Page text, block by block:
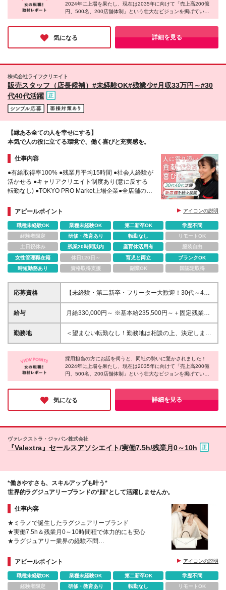
他の待遇に差異はありません。 年齢・社歴に関係な
く、頑張りを正当に評価してスピーディに昇給・昇格
福岡県北九州市小倉北区三萩野1-1-12 ・電材センタ
ーエコ南店 福岡県北九州市小倉南区湯川1丁目2-13 ・
博多店 福岡県福岡市博多区東光2-3-23 ・福岡インタ
ー店 福岡県糟屋郡粕屋町内橋西4丁目2-17 ・久留米上
縄県豊見城市座安152-1 ・安佐北店 広島県広島市安佐
北区可部7-1-29 ・熊本けやき通り店 熊本市南区馬渡2
17 ・宮崎新名爪店 宮崎県宮崎市新名爪1438-2 (変更
2024年に上場を果たし、現在は2035年に向けて「売上高200億
円、500名、200店舗体制」という壮大なビジョンを掲げている
そうです。「今の活況な事業の中で、社員には一番輝ける世界を
見つけてほしい」と語る通り、会社と共に自分自身も大きく成長
できるワクワク感に満ちています！未経験から安心して挑戦でき
る同社に、ぜひ応募してみてはいかがでしょうか♪
気になる 詳細を見る
株式会社ライフクリエイト
販売スタッフ（店長候補）#未経験OK#残業少#月収33万円～#30
代40代活躍
【縁ある全ての人を幸せにする】
本気で人の役に立てる環境で、働く喜びと充実感を。
仕事内容
●有給取得率100% ●残業月平均15時間 ●社会人経験が
活かせる ●キャリアクリエイト制度あり(意に反する
転勤なし) ●TOKYO PRO Market上場企業●全店舗の営
アピールポイント
アイコンの説明
職種未経験OK 業種未経験OK 第二新卒OK
学歴不問
経験者限定
研修・教育あり 転勤なし
リモートOK
土日祝休み
残業20時間以内 産育休活用有
服装自由
女性管理職在籍
休日120日～ 育児と両立
ブランクOK
時短勤務あり
資格取得支援 副業OK 国認定取得
応募資格
【未経験・第二新卒・フリーター大歓迎！30代～40
代活躍中♪】 ●普通自動車免許をお持ちの方（AT限定
可） ●接客や営業など、人と接するお仕事の経験をお
ブランク不問です◎ ＼こんな方にピッタリです！／
★不規則な生活から抜け出して安定したい方 ★人を
きたい方 ★プライベートも大切にしたい方
給与
月給330,000円～ ※基本給235,500円～＋固定残業代
(45h分/77,000円～)＋一律手当17,500円～を含む ※超
過分は別途支給（実際の平均残業は月15h程度で
～）を含み、超過分は全額支給いたします。 ∟その
他の待遇に差異はありません。 年齢・社歴に関係な
く、頑張りを正当に評価してスピーディに昇給・昇格
勤務地
＜望まない転勤なし！勤務地は相談の上、決定します
＞ ・小倉南店 福岡県北九州市小倉南区葛原東1-1-28
・戸畑店 福岡県北九州市戸畑区一枝4-12-31 ・八幡西
店 福岡県北九州市八幡西区御開3-31-27 ・小倉北店
福岡県北九州市小倉北区三萩野1-1-12 ・電材センタ
ーエコ南店 福岡県北九州市小倉南区湯川1丁目2-13 ・
博多店 福岡県福岡市博多区東光2-3-23 ・福岡インタ
ー店 福岡県糟屋郡粕屋町内橋西4丁目2-17 ・久留米上
縄県豊見城市座安152-1 ・安佐北店 広島県広島市安佐
北区可部7-1-29 ・熊本けやき通り店 熊本市南区馬渡2
17 ・宮崎新名爪店 宮崎県宮崎市新名爪1438-2 (変更
の範囲)上記を除く当社関連勤務地
採用担当の方にお話を伺うと、同社の勢いに驚かされました！
2024年に上場を果たし、現在は2035年に向けて「売上高200億
円、500名、200店舗体制」という壮大なビジョンを掲げている
そうです。「今の活況な事業の中で、社員には一番輝ける世界を
見つけてほしい」と語る通り、会社と共に自分自身も大きく成長
できるワクワク感に満ちています！未経験から安心して挑戦でき
る同社に、ぜひ応募してみてはいかがでしょうか♪
気になる 詳細を見る
ヴァレクストラ・ジャパン株式会社
『Valextra』セールスアソシエイト/実働7.5h/残業月0～10h
*働きやすさも、スキルアップも叶う*
世界的ラグジュアリーブランドの“顔”として活躍しませんか。
仕事内容
★ミラノで誕生したラグジュアリーブランド
★実働7.5h＆残業月0～10時間程で体力的にも安心
★ラグジュアリー業界の経験不問
アピールポイント
アイコンの説明
職種未経験OK 業種未経験OK 第二新卒OK
学歴不問
経験者限定
研修・教育あり 転勤なし
リモートOK